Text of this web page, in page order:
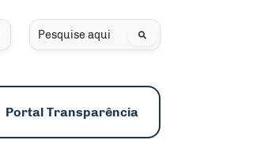
Pesquisar
Portal Transparência